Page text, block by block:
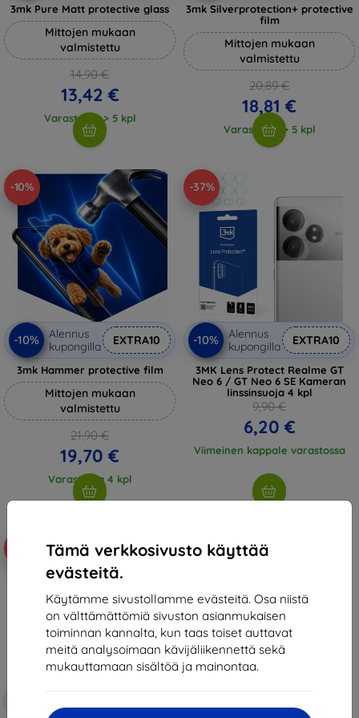
Tämä verkkosivusto käyttää
evästeitä.
Käytämme sivustollamme evästeitä. Osa niistä
on välttämättömiä sivuston asianmukaisen
toiminnan kannalta, kun taas toiset auttavat
meitä analysoimaan kävijäliikennettä sekä
mukauttamaan sisältöä ja mainontaa.
3mk Pure Matt protective glass
Mittojen mukaan
valmistettu
14,90 €
13,42 €
Varastossa > 5 kpl
3mk Silverprotection+ protective
film
Mittojen mukaan
valmistettu
20,89 €
18,81 €
Varastossa > 5 kpl
-10%
-10%
Alennus
kupongilla
EXTRA10
3mk Hammer protective film
Mittojen mukaan
valmistettu
21,90 €
19,70 €
Varastossa 4 kpl
-37%
-10%
Alennus
kupongilla
EXTRA10
3MK Lens Protect Realme GT
Neo 6 / GT Neo 6 SE Kameran
linssinsuoja 4 kpl
9,90 €
6,20 €
Viimeinen kappale varastossa
kupongilla